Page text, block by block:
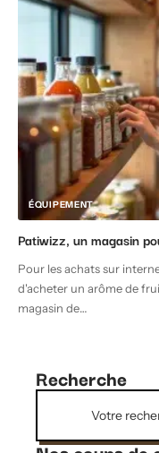
ÉQUIPEMENT
Patiwizz, un magasin
Pour les achats sur
d'acheter un arôme de
magasin de…
Recherche